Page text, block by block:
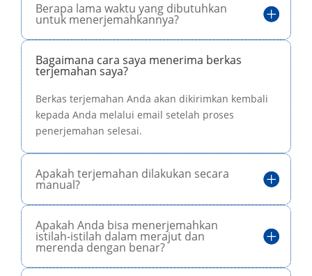
Berapa lama waktu yang dibutuhkan
untuk menerjemahkannya?
Bagaimana cara saya menerima berkas
terjemahan saya?
Berkas terjemahan Anda akan dikirimkan kembali
kepada Anda melalui email setelah proses
penerjemahan selesai.
Apakah terjemahan dilakukan secara
manual?
Apakah Anda bisa menerjemahkan
istilah-istilah dalam merajut dan
merenda dengan benar?